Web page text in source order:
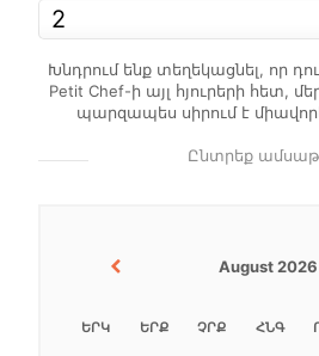
Խնդրում ենք տեղեկացնել, որ
Petit Chef-ի այլ հյուրերի հետ,
պարզապես սիրում է
Ընտրեք
August 2026
ԵՐԿ ԵՐՔ ՉՐՔ ՀՆԳ